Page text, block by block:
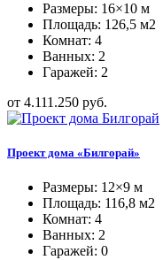
Размеры: 16×10 м
Площадь: 126,5 м2
Комнат: 4
Ванных: 2
Гаражей: 2
от 4.111.250 руб.
Проект дома «Билгорай»
Размеры: 12×9 м
Площадь: 116,8 м2
Комнат: 4
Ванных: 2
Гаражей: 0